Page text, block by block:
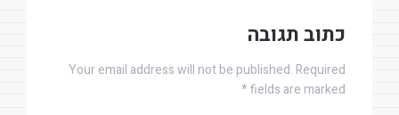
כתוב תגובה
Your email address will not be published. Required
fields are marked *